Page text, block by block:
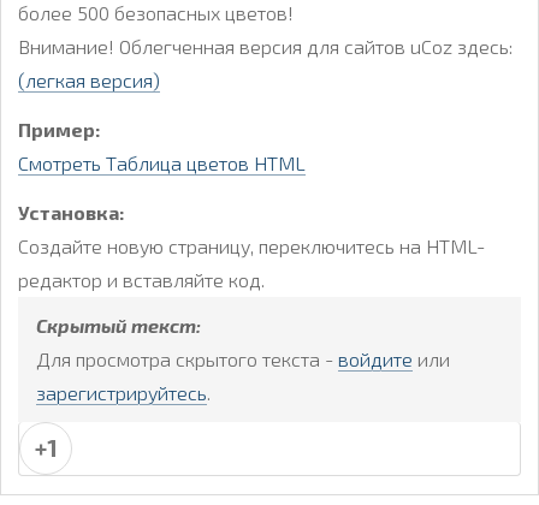
более 500 безопасных цветов!
Внимание! Облегченная версия для сайтов uCoz здесь:
(легкая версия)
Пример:
Смотреть Таблица цветов HTML
Установка:
Создайте новую страницу, переключитесь на HTML-
редактор и вставляйте код.
Скрытый текст:
Для просмотра скрытого текста - войдите или
зарегистрируйтесь.
+1